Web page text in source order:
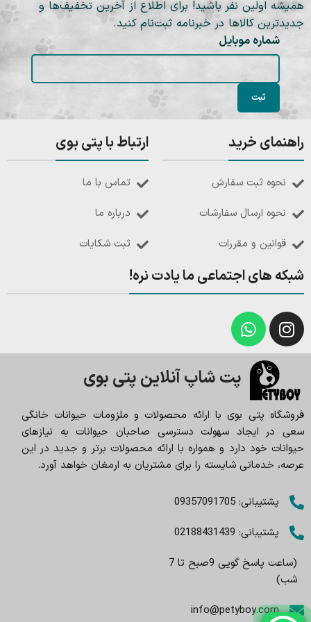
همیشه اولین نفر باشید! برای اطلاع از آخرین تخفیف‌ها و
جدیدترین کالاها در خبرنامه ثبت‌نام کنید.
شماره موبایل
راهنمای خرید
نحوه ثبت سفارش
نحوه ارسال سفارشات
قوانین و مقررات
ارتباط با پتی بوی
تماس با ما
درباره ما
ثبت شکایات
شبکه های اجتماعی ما یادت نره!
پت شاپ آنلاین پتی بوی
فروشگاه پتی بوی با ارائه محصولات و ملزومات حیوانات خانگی
سعی در ایجاد سهولت دسترسی صاحبان حیوانات به نیازهای
حیوانات خود دارد و همواره با ارائه محصولات برتر و جدید در این
عرصه، خدماتی شایسته را برای مشتریان به ارمغان خواهد آورد.
پشتیبانی: 09357091705
پشتیبانی: 02188431439
(ساعت پاسخ گویی 9صبح تا 7
شب)
info@petyboy.com